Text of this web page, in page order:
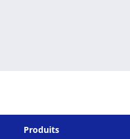
Produits